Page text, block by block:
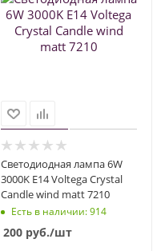
Светодиодная лампа 6W
3000K E14 Voltega Crystal
Candle wind matt 7210
Есть в наличии: 914
200руб./шт